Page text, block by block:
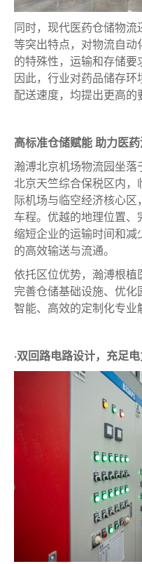
同时，现代医药仓储物
等突出特点，对物流自
的特殊性，运输和存储要
因此，行业对药品储存
配送速度，均提出更高的
高标准仓储赋能 助力医
瀚溥北京机场物流园坐
北京天竺综合保税区内
际机场与临空经济核心
车程。优越的地理位置
缩短企业的运输时间和
的高效输送与流通。
依托区位优势，瀚溥根
完善仓储基础设施、优
智能、高效的定制化专业
·双回路电路设计，充足